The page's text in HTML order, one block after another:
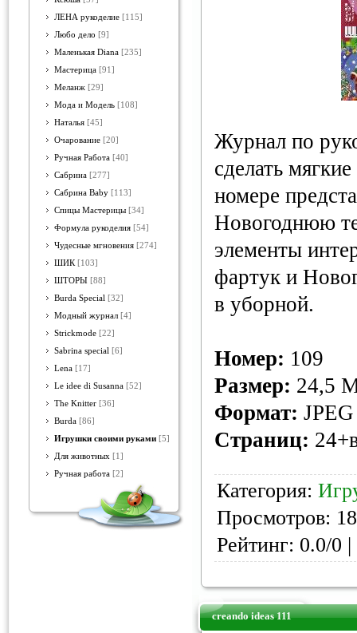
ЛЕНА рукоделие [115]
Любо дело [9]
Маленькая Diana [235]
Мастерица [91]
Меланж [29]
Мода и Модель [108]
Наталья [45]
Очарование [20]
Ручная Работа [40]
Сабрина [277]
Сабрина Baby [113]
Спицы Мастерицы [34]
Формула рукоделия [54]
Чудесные мгновения [274]
ШИК [103]
ШТОРЫ [88]
Burda Special [32]
Модный журнал [4]
Strickmode [22]
Sabrina special [6]
Lena [17]
Le idee di Susanna [52]
The Knitter [36]
Burda [86]
Игрушки своими руками [5]
Для животных [1]
Ручная работа [2]
Журнал по
сделать
номере
Новогоднюю
элементы
фартук и
в уборной.
Номер: 109
Размер: 24,5
Формат: JPEG
Страниц:
Категория:
Просмотров:
Рейтинг: 0.0/0 |
creando ideas 111